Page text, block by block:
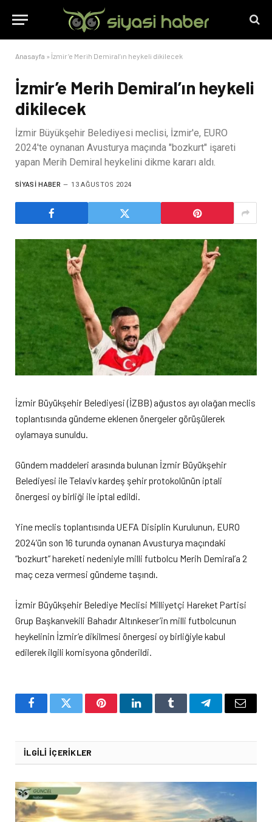
Anasayfa » İzmir’e Merih Demiral’ın heykeli dikilecek
İzmir’e Merih Demiral’ın heykeli
dikilecek
İzmir Büyükşehir Belediyesi meclisi, İzmir'e, EURO
2024'te oynanan Avusturya maçında "bozkurt" işareti
yapan Merih Demiral heykelini dikme kararı aldı.
SIYASI HABER 13 AĞUSTOS 2024
İzmir Büyükşehir Belediyesi (İZBB) ağustos ayı olağan meclis
toplantısında gündeme eklenen önergeler görüşülerek
oylamaya sunuldu.
Gündem maddeleri arasında bulunan İzmir Büyükşehir
Belediyesi ile Telaviv kardeş şehir protokolünün iptali
önergesi oy birliği ile iptal edildi.
Yine meclis toplantısında UEFA Disiplin Kurulunun, EURO
2024’ün son 16 turunda oynanan Avusturya maçındaki
“bozkurt” hareketi nedeniyle milli futbolcu Merih Demiral’a 2
maç ceza vermesi gündeme taşındı.
İzmir Büyükşehir Belediye Meclisi Milliyetçi Hareket Partisi
Grup Başkanvekili Bahadır Altınkeser’in milli futbolcunun
heykelinin İzmir’e dikilmesi önergesi oy birliğiyle kabul
edilerek ilgili komisyona gönderildi.
FacebookTwitter PinterestLinkedInTumblr TelegramEmail
İLGILI İÇERIKLER